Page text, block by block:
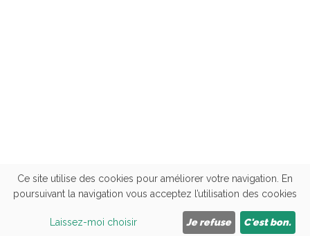
Cliquez ici pour nous appeler
09 81 84 09 43 06 33 77 97 24
Ce site utilise des cookies pour améliorer votre navigation. En
poursuivant la navigation vous acceptez l’utilisation des cookies
Laissez-moi choisir Je refuse C'est bon.